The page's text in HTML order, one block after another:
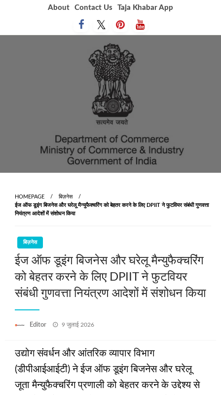
About Contact Us Taja Khabar App
HOMEPAGE
बिज़नेस
ईज ऑफ डूइंग बिजनेस और घरेलू मैन्युफैक्चरिंग को बेहतर करने के लिए DPIIT ने फुटवियर संबंधी गुणवत्ता
नियंत्रण आदेशों में संशोधन किया
बिज़नेस
ईज ऑफ डूइंग बिजनेस और घरेलू मैन्युफैक्चरिंग
को बेहतर करने के लिए DPIIT ने फुटवियर
संबंधी गुणवत्ता नियंत्रण आदेशों में संशोधन किया
Editor
Posted
9 जुलाई 2026
उद्योग संवर्धन और आंतरिक व्यापार विभाग
(डीपीआईआईटी) ने ईज ऑफ डूइंग बिजनेस और घरेलू
जूता मैन्युफैक्चरिंग प्रणाली को बेहतर करने के उद्देश्य से